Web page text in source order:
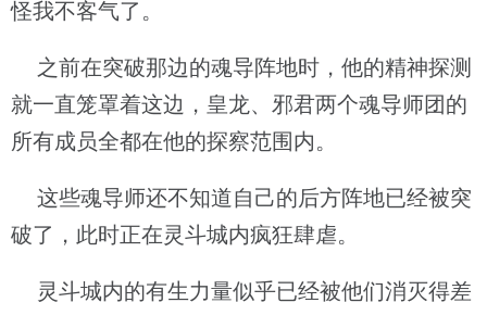
怪我不客气了。
之前在突破那边的魂导阵地时，他的精神探测
就一直笼罩着这边，皇龙、邪君两个魂导师团的
所有成员全都在他的探察范围内。
这些魂导师还不知道自己的后方阵地已经被突
破了，此时正在灵斗城内疯狂肆虐。
灵斗城内的有生力量似乎已经被他们消灭得差